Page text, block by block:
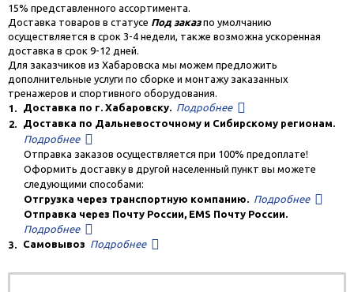
15% представленного ассортимента.
Доставка товаров в статусе Под заказпо умолчанию
осуществляется в срок 3-4 недели, также возможна ускоренная
доставка в срок 9-12 дней.
Для заказчиков из Хабаровска мы можем предложить
дополнительные услуги по сборке и монтажу заказанных
тренажеров и спортивного оборудования.
1.
Доставка по г. Хабаровску. Подробнее
2.
Доставка по Дальневосточному и Сибирскому регионам.
Подробнее
Отправка заказов осуществляется при 100% предоплате!
Оформить доставку в другой населенный пункт вы можете
следующими способами:
Отгрузка через транспортную компанию. Подробнее
Отправка через Почту России, EMS Почту России.
Подробнее
3.
Самовывоз Подробнее